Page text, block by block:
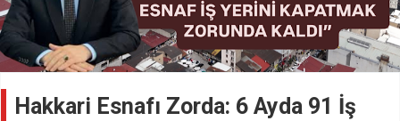
Hakkari Esnafı Zorda: 6 Ayda 91 İş